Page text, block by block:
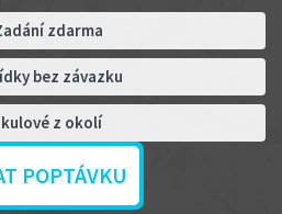
zdarma
bez závazku
z okolí
POPTÁVKU